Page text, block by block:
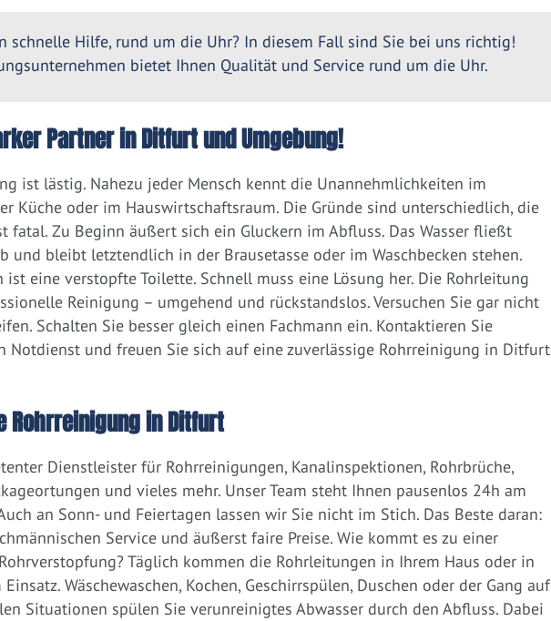
schnelle Hilfe, rund um die Uhr? In diesem Fall sind Sie bei uns richtig!
bietet Ihnen Qualität und Service rund um die Uhr.
Partner in Ditfurt und Umgebung!
ist lästig. Nahezu jeder Mensch kennt die Unannehmlichkeiten im
Küche oder im Hauswirtschaftsraum. Die Gründe sind unterschiedlich, die
fatal. Zu Beginn äußert sich ein Gluckern im Abfluss. Das Wasser fließt
und bleibt letztendlich in der Brausetasse oder im Waschbecken stehen.
ist eine verstopfte Toilette. Schnell muss eine Lösung her. Die Rohrleitung
Reinigung – umgehend und rückstandslos. Versuchen Sie gar nicht
Schalten Sie besser gleich einen Fachmann ein. Kontaktieren Sie
Notdienst und freuen Sie sich auf eine zuverlässige Rohrreinigung in Ditfurt
Rohrreinigung in Ditfurt
Dienstleister für Rohrreinigungen, Kanalinspektionen, Rohrbrüche,
und vieles mehr. Unser Team steht Ihnen pausenlos 24h am
an Sonn- und Feiertagen lassen wir Sie nicht im Stich. Das Beste daran:
Service und äußerst faire Preise. Wie kommt es zu einer
Täglich kommen die Rohrleitungen in Ihrem Haus oder in
Wäschewaschen, Kochen, Geschirrspülen, Duschen oder der Gang auf
Situationen spülen Sie verunreinigtes Abwasser durch den Abfluss. Dabei